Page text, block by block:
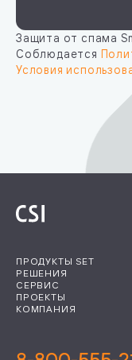
Защита от спама
Соблюдается
Условия
ПРОДУКТЫ SET
РЕШЕНИЯ
СЕРВИС
ПРОЕКТЫ
КОМПАНИЯ